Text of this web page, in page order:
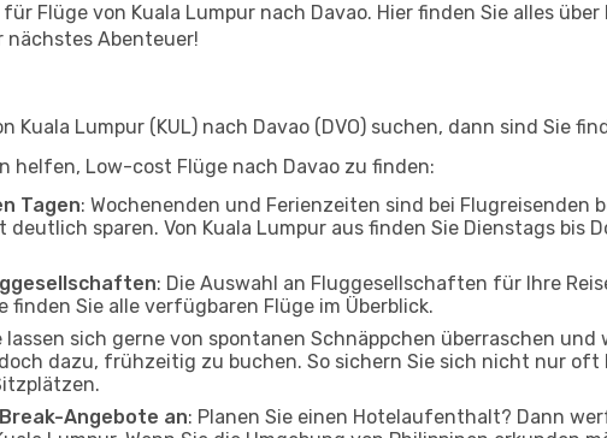
Flüge von Kuala Lumpur nach Davao. Hier finden Sie alles über
nächstes Abenteuer!
Kuala Lumpur (KUL) nach Davao (DVO) suchen, dann sind Sie
helfen, Low-cost Flüge nach Davao zu finden:
Tagen: Wochenenden und Ferienzeiten sind bei Flugreisenden
sparen. Von Kuala Lumpur aus finden Sie Dienstags bis
: Die Auswahl an Fluggesellschaften für Ihre
finden Sie alle verfügbaren Flüge im Überblick.
lassen sich gerne von spontanen Schnäppchen überraschen
dazu, frühzeitig zu buchen. So sichern Sie sich nicht nur oft
Angebote an: Planen Sie einen Hotelaufenthalt? Dann